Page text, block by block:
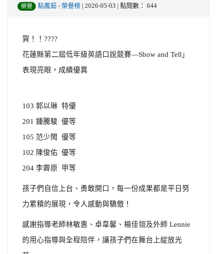
榮譽 粘鳳茹 - 榮譽榜 | 2026-05-03 | 點閱數： 644
賀！！????
花蓮縣第二屆低年級英語口說競賽—Show and Tell」
表現亮眼，成績優異
103 郭以琳 特優
201 鍾騰駿 優等
105 范少閩 優等
102 陳俊佑 優等
204 李霽原 甲等
孩子們自信上台、勇敢開口，每一份成果都是平日努
力累積的展現，令人感動與驕傲！
感謝指導老師林敏惠、卓韋馨、楊佳翎及外師 Lennie
的用心指導與全程陪伴，讓孩子們在舞台上綻放光